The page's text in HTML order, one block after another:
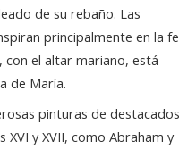
de su rebaño. Las
principalmente en la fe
con el altar mariano, está
de María.
pinturas de destacados
y XVII, como Abraham y